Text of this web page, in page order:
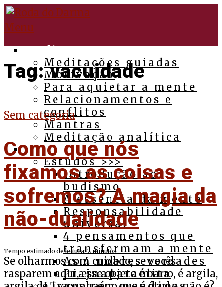
Pular
para
o
conteúdo
Menu
Medite
Meditações guiadas
Motivação
Para aquietar a mente
Relacionamentos e
conflitos
Mantras
Meditação analítica
Budismo
Estudos >>>
Introdução ao
budismo
A essência da mente
Responsabilidade
universal
4 pensamentos que
transformam a mente
As 4 nobres verdades
Prajnaparamita
Tag:vacuidade
Sem categoria
Como que nós
fixamos as coisas e
sofremos? A magia da
não-dualidade
Tempo estimado de leitura: 2 minutos
Se olharmos com cuidado, se vocês
rasparem aqui, esse objeto é barro, é argila,